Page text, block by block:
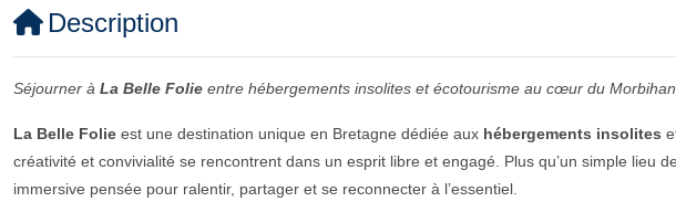
Description
Séjourner à La Belle Folie entre hébergements insolites et écotourisme au cœur du
La Belle Folie est une destination unique en Bretagne dédiée aux hébergements insolites
créativité et convivialité se rencontrent dans un esprit libre et engagé. Plus qu’un simple lieu
immersive pensée pour ralentir, partager et se reconnecter à l’essentiel.